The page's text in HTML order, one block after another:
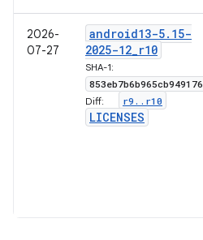
2026-
07-27
android13-5. 15-
2025-12_r10
SHA-1:
853eb7b6b965cb949176
Diff: r9 . . r10
LICENSES